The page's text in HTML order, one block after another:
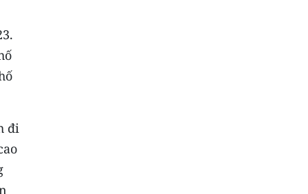
đi